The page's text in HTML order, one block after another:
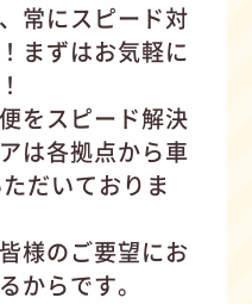
常にスピード対
まずはお気軽に
をスピード解決
は各拠点から車
だいておりま
様のご要望にお
からです。